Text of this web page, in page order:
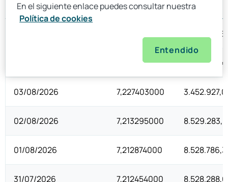
En el siguiente enlace puedes consultar nuestra
Política de cookies
Entendido